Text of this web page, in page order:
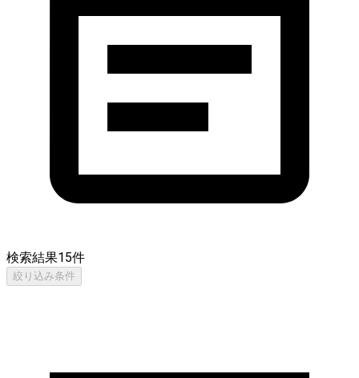
検索結果15件
絞り込み条件